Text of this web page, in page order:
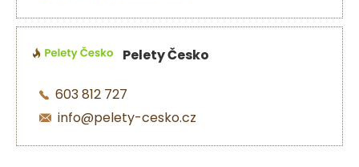
Pelety Česko
603 812 727
info@pelety-cesko.cz